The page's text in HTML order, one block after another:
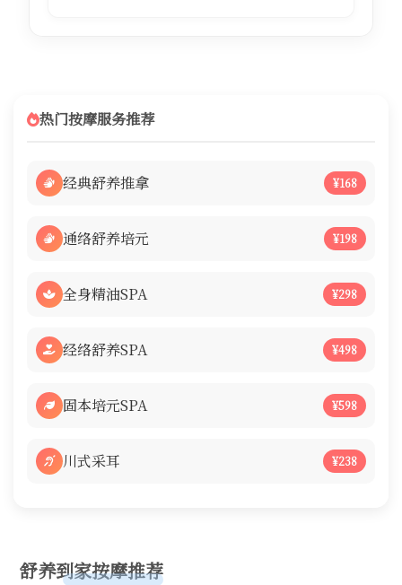
热门按摩服务推荐
经典舒养推拿 ¥168
通络舒养培元 ¥198
全身精油SPA ¥298
经络舒养SPA ¥498
固本培元SPA ¥598
川式采耳 ¥238
舒养到家按摩推荐